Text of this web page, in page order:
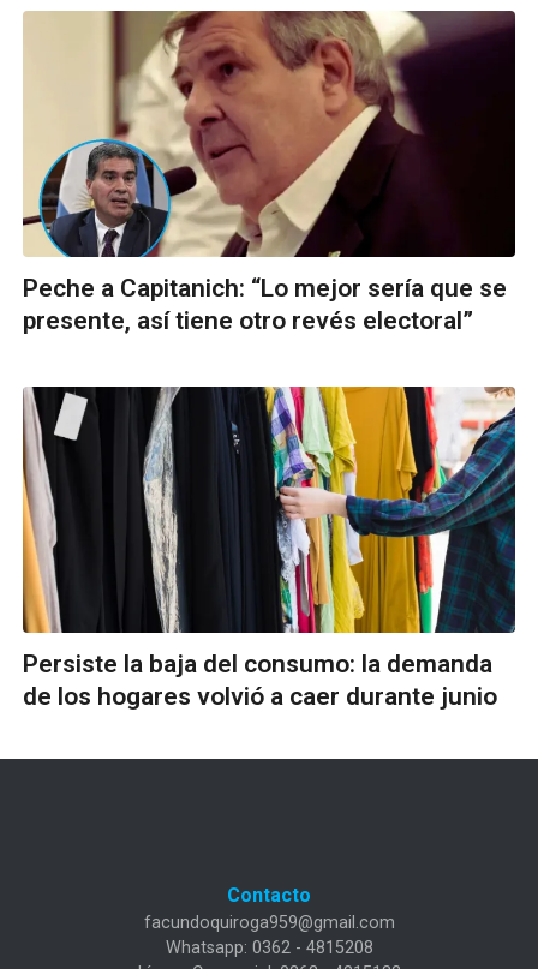
Peche a Capitanich: “Lo mejor sería que se
presente, así tiene otro revés electoral”
Persiste la baja del consumo: la demanda
de los hogares volvió a caer durante junio
Contacto
facundoquiroga959@gmail.com
Whatsapp: 0362 - 4815208